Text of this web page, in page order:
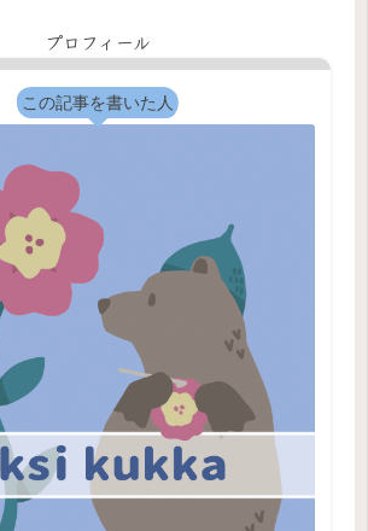
プロフィール
この記事を書いた人